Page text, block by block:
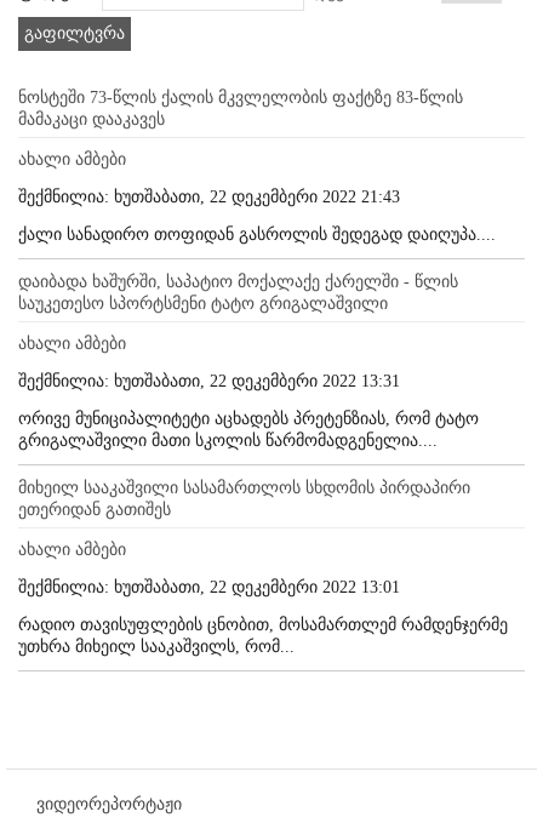
გაფილტვრა
ნოსტეში 73-წლის ქალის მკვლელობის ფაქტზე 83-წლის
მამაკაცი დააკავეს
ახალი ამბები
შექმნილია: ხუთშაბათი, 22 დეკემბერი 2022 21:43
ქალი სანადირო თოფიდან გასროლის შედეგად დაიღუპა....
დაიბადა ხაშურში, საპატიო მოქალაქე ქარელში - წლის
საუკეთესო სპორტსმენი ტატო გრიგალაშვილი
ახალი ამბები
შექმნილია: ხუთშაბათი, 22 დეკემბერი 2022 13:31
ორივე მუნიციპალიტეტი აცხადებს პრეტენზიას, რომ ტატო
გრიგალაშვილი მათი სკოლის წარმომადგენელია....
მიხეილ სააკაშვილი სასამართლოს სხდომის პირდაპირი
ეთერიდან გათიშეს
ახალი ამბები
შექმნილია: ხუთშაბათი, 22 დეკემბერი 2022 13:01
რადიო თავისუფლების ცნობით, მოსამართლემ რამდენჯერმე
უთხრა მიხეილ სააკაშვილს, რომ...
ვიდეორეპორტაჟი